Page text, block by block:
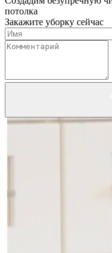
потолка
Закажите уборку сейчас